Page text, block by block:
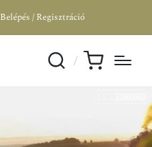
Belépés / Regisztráció